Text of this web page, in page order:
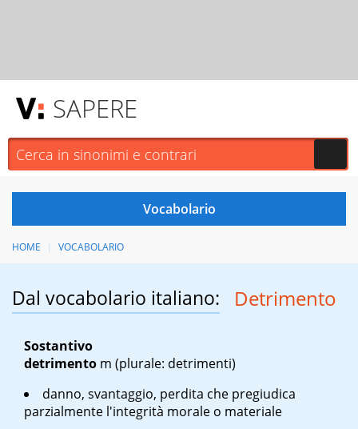
SAPERE
HOME VOCABOLARIO
Dal vocabolario italiano: Detrimento
Sostantivo
detrimento m (plurale: detrimenti)
danno, svantaggio, perdita che pregiudica
parzialmente l'integrità morale o materiale